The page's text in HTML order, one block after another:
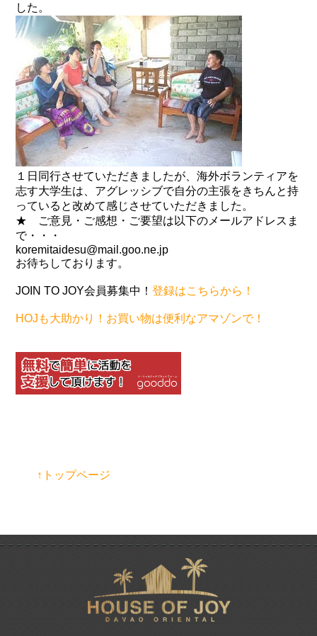
した。
１日同行させていただきましたが、海外ボランティアを
志す大学生は、アグレッシブで自分の主張をきちんと持
っていると改めて感じさせていただきました。
★ ご意見・ご感想・ご要望は以下のメールアドレスま
で・・・
koremitaidesu@mail.goo.ne.jp
お待ちしております。
JOIN TO JOY会員募集中！登録はこちらから！
HOJも大助かり！お買い物は便利なアマゾンで！
↑トップページ